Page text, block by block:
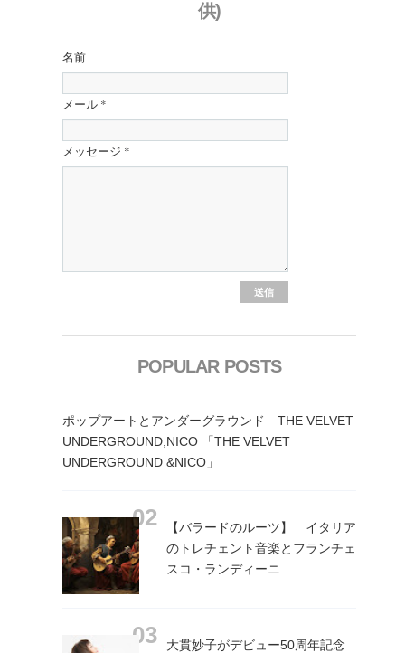
供)
名前
メール *
メッセージ *
POPULAR POSTS
ポップアートとアンダーグラウンド THE VELVET
UNDERGROUND,NICO 「THE VELVET
UNDERGROUND &NICO」
【バラードのルーツ】 イタリア
のトレチェント音楽とフランチェ
スコ・ランディーニ
大貫妙子がデビュー50周年記念